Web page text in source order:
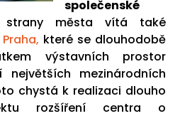
společenské
strany města vítá také
které se dlouhodobě
výstavních prostor
mezinárodních
chystá k realizaci dlouho
rozšíření centra o